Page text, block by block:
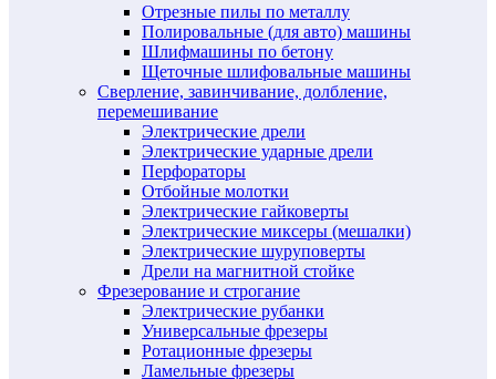
Отрезные пилы по металлу
Полировальные (для авто) машины
Шлифмашины по бетону
Щеточные шлифовальные машины
Сверление, завинчивание, долбление,
перемешивание
Электрические дрели
Электрические ударные дрели
Перфораторы
Отбойные молотки
Электрические гайковерты
Электрические миксеры (мешалки)
Электрические шуруповерты
Дрели на магнитной стойке
Фрезерование и строгание
Электрические рубанки
Универсальные фрезеры
Ротационные фрезеры
Ламельные фрезеры